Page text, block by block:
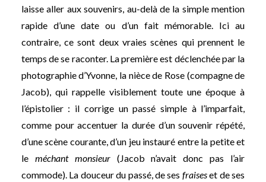
laisse aller aux souvenirs, au-delà de la simple mention
rapide d’une date ou d’un fait mémorable. Ici au
contraire, ce sont deux vraies scènes qui prennent le
temps de se raconter. La première est déclenchée par la
photographie d’Yvonne, la nièce de Rose (compagne de
Jacob), qui rappelle visiblement toute une époque à
l’épistolier : il corrige un passé simple à l’imparfait,
comme pour accentuer la durée d’un souvenir répété,
d’une scène courante, d’un jeu instauré entre la petite et
le méchant monsieur (Jacob n’avait donc pas l’air
commode). La douceur du passé, de ses fraiseset de ses